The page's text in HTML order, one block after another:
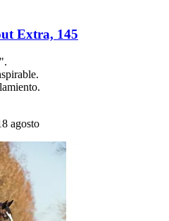
Extra, 145
agosto